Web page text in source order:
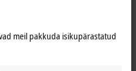
meil pakkuda isikupärastatud